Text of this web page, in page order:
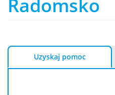
Radomsko
Uzyskaj pomoc